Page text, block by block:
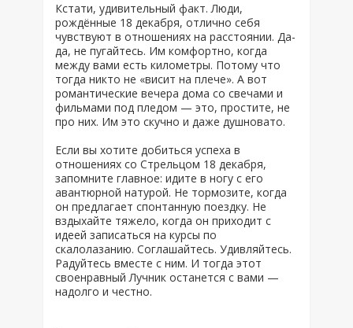
Кстати, удивительный факт. Люди,
рождённые 18 декабря, отлично себя
чувствуют в отношениях на расстоянии. Да-
да, не пугайтесь. Им комфортно, когда
между вами есть километры. Потому что
тогда никто не «висит на плече». А вот
романтические вечера дома со свечами и
фильмами под пледом — это, простите, не
про них. Им это скучно и даже душновато.
Если вы хотите добиться успеха в
отношениях со Стрельцом 18 декабря,
запомните главное: идите в ногу с его
авантюрной натурой. Не тормозите, когда
он предлагает спонтанную поездку. Не
вздыхайте тяжело, когда он приходит с
идеей записаться на курсы по
скалолазанию. Соглашайтесь. Удивляйтесь.
Радуйтесь вместе с ним. И тогда этот
своенравный Лучник останется с вами —
надолго и честно.